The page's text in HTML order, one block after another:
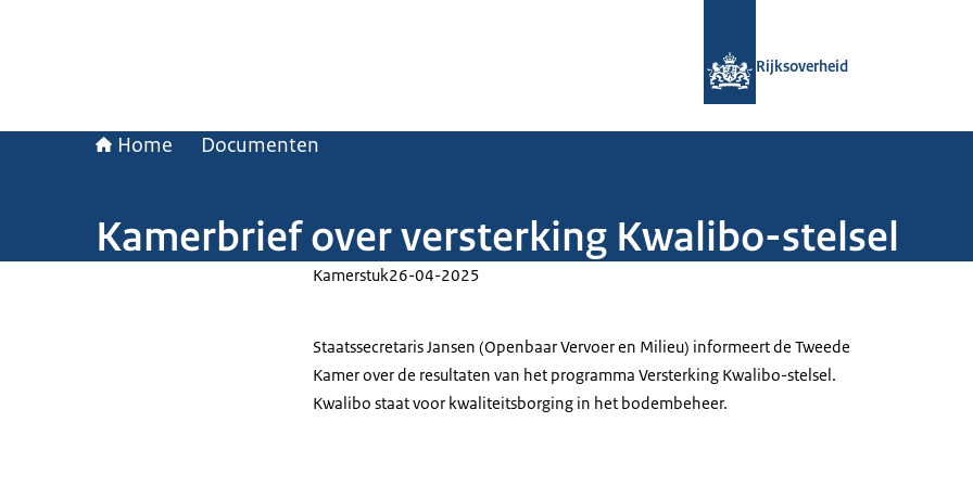
Rijksoverheid
Home Documenten
Kamerbrief over versterking Kwalibo-stelsel
Kamerstuk26-04-2025
Staatssecretaris Jansen (Openbaar Vervoer en Milieu) informeert de Tweede
Kamer over de resultaten van het programma Versterking Kwalibo-stelsel.
Kwalibo staat voor kwaliteitsborging in het bodembeheer.